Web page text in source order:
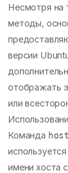
Несмотря на
методы,
версии
отображать
или
Команда
имени хоста